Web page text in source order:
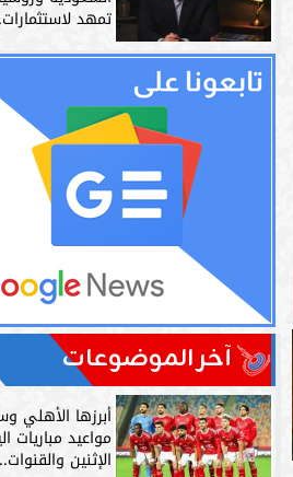
تمهد
آخر الموضوعات
أبرزها الأهلي
مواعيد مباريات
الإثنين